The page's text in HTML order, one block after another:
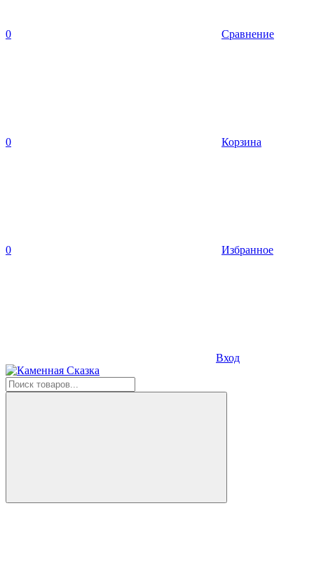
0 Сравнение
0 Корзина
0 Избранное
Вход